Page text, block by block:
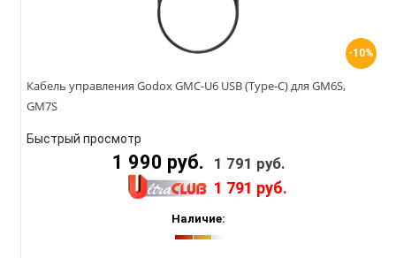
-10%
Кабель управления Godox GMC-U6 USB (Type-C) для GM6S,
GM7S
Быстрый просмотр
1 990 руб. 1 791 руб.
1 791 руб.
Наличие: